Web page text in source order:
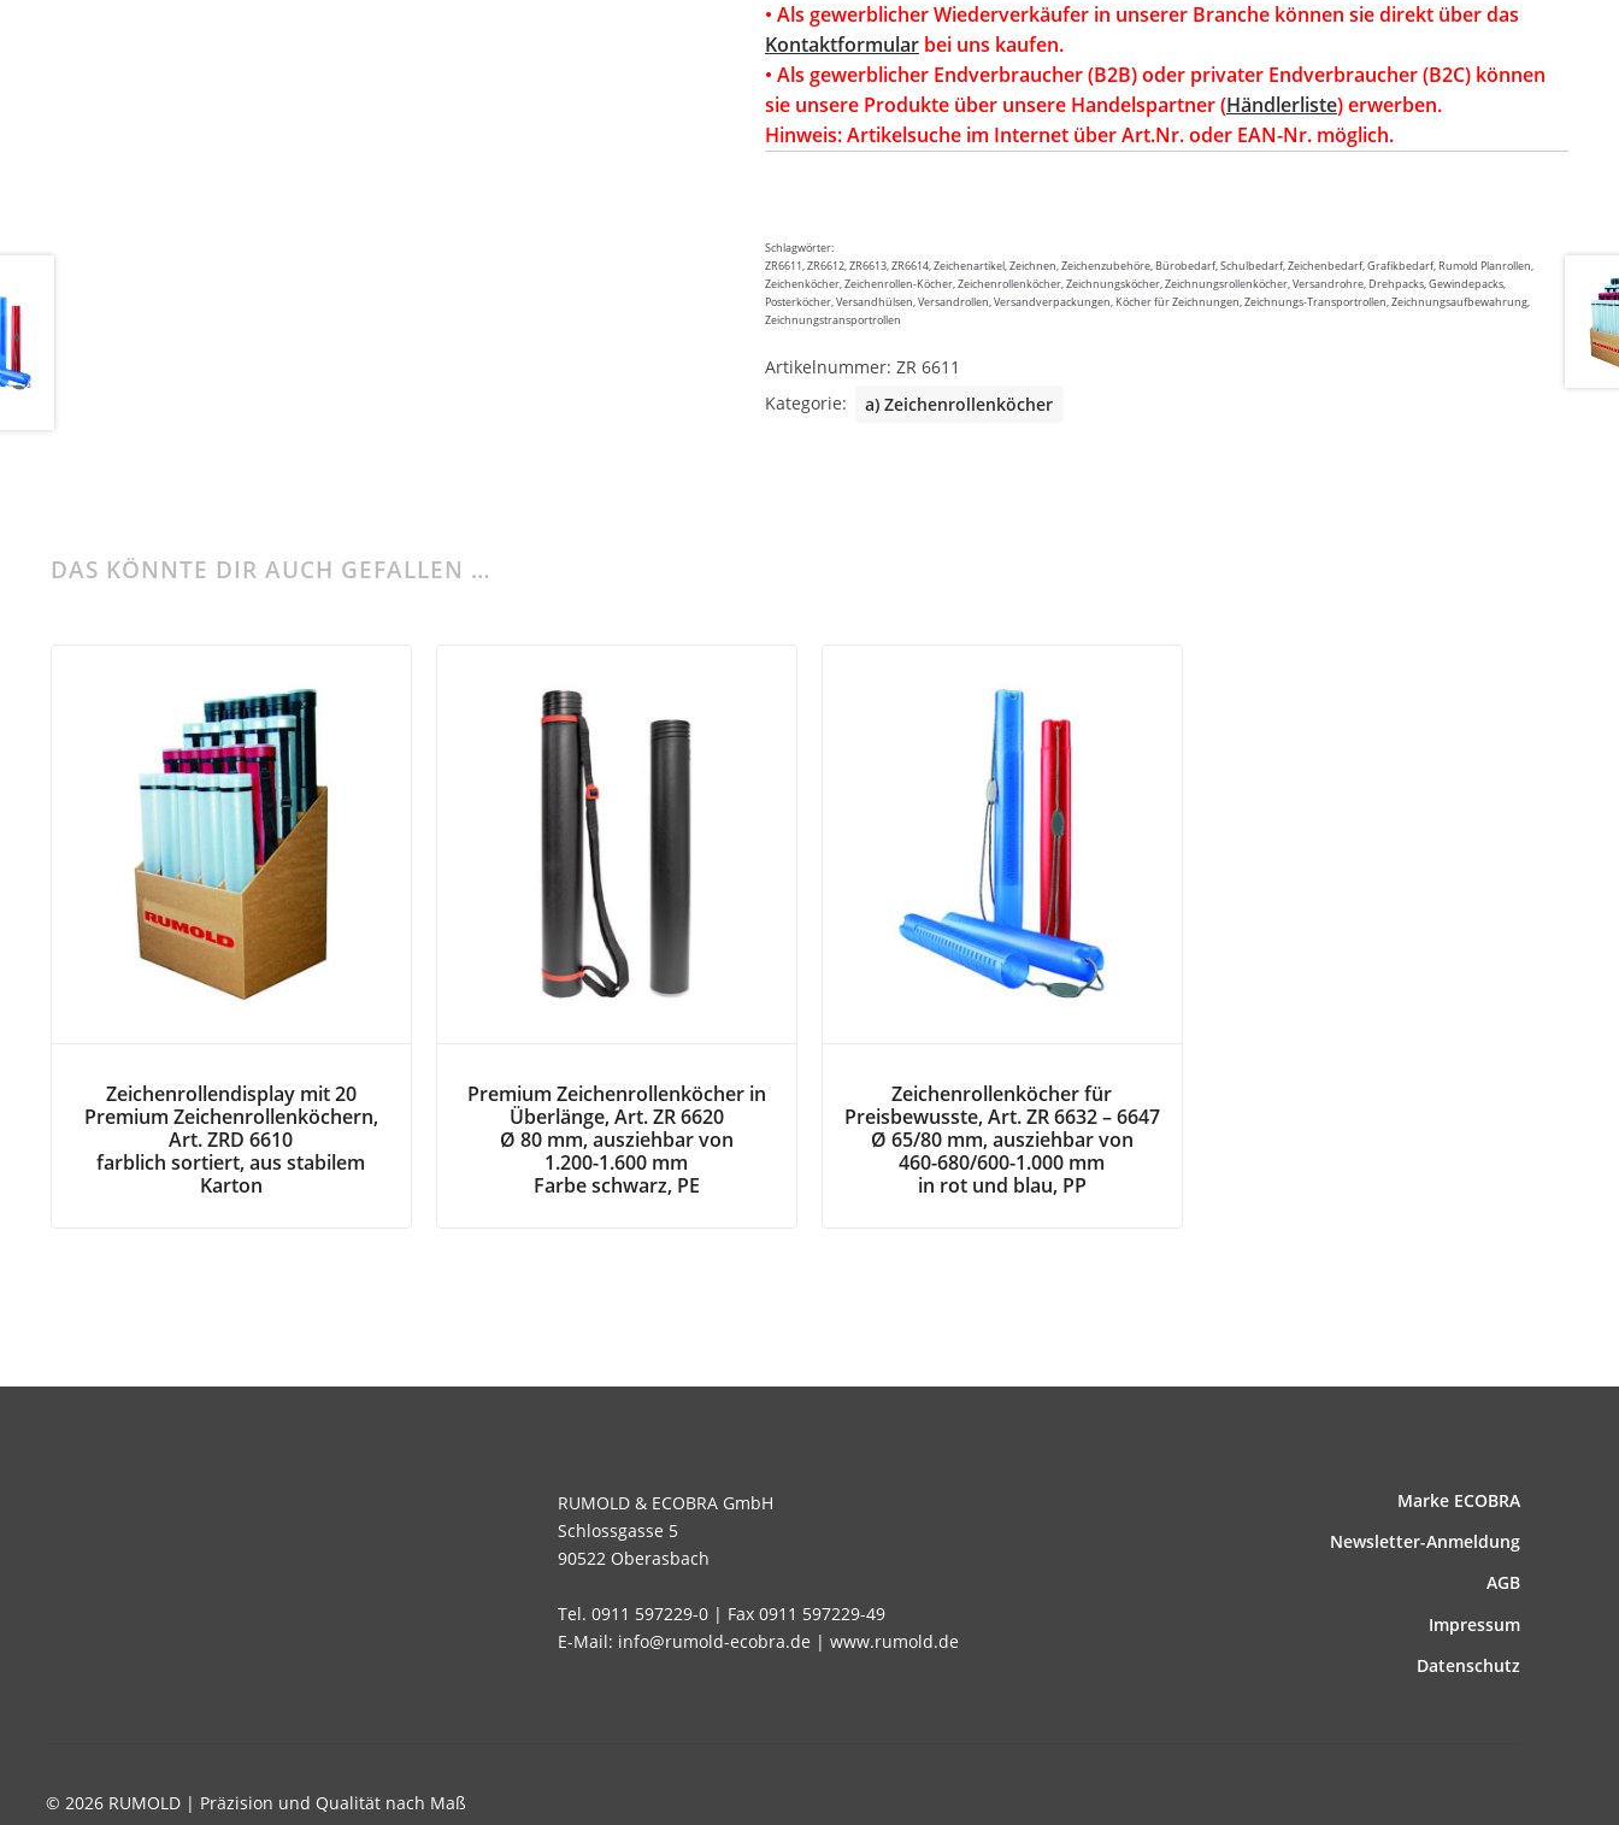
• Als gewerblicher Wiederverkäufer in unserer Branche können sie direkt über das
Kontaktformularbei uns kaufen.
• Als gewerblicher Endverbraucher (B2B) oder privater Endverbraucher (B2C) können
sie unsere Produkte über unsere Handelspartner (Händlerliste) erwerben.
Hinweis: Artikelsuche im Internet über Art.Nr. oder EAN-Nr. möglich.
Schlagwörter:
ZR6611, ZR6612, ZR6613, ZR6614, Zeichenartikel, Zeichnen, Zeichenzubehöre, Bürobedarf, Schulbedarf, Zeichenbedarf, Grafikbedarf, Rumold Planrollen,
Zeichenköcher, Zeichenrollen-Köcher, Zeichenrollenköcher, Zeichnungsköcher, Zeichnungsrollenköcher, Versandrohre, Drehpacks, Gewindepacks,
Posterköcher, Versandhülsen, Versandrollen, Versandverpackungen, Köcher für Zeichnungen, Zeichnungs-Transportrollen, Zeichnungsaufbewahrung,
Zeichnungstransportrollen
Artikelnummer: ZR 6611
Kategorie:
a) Zeichenrollenköcher
DAS KÖNNTE DIR AUCH GEFALLEN …
Zeichenrollendisplay mit 20
Premium Zeichenrollenköchern,
Art. ZRD 6610
farblich sortiert, aus stabilem
Karton
Premium Zeichenrollenköcher in
Überlänge, Art. ZR 6620
Ø 80 mm, ausziehbar von
1.200-1.600 mm
Farbe schwarz, PE
Zeichenrollenköcher für
Preisbewusste, Art. ZR 6632 – 6647
Ø 65/80 mm, ausziehbar von
460-680/600-1.000 mm
in rot und blau, PP
RUMOLD & ECOBRA GmbH
Schlossgasse 5
90522 Oberasbach
Tel. 0911 597229-0 | Fax 0911 597229-49
E-Mail: info@rumold-ecobra.de | www.rumold.de
Marke ECOBRA
News­letter-Anmeldung
AGB
Impressum
Datenschutz
© 2026 RUMOLD | Präzision und Qualität nach Maß